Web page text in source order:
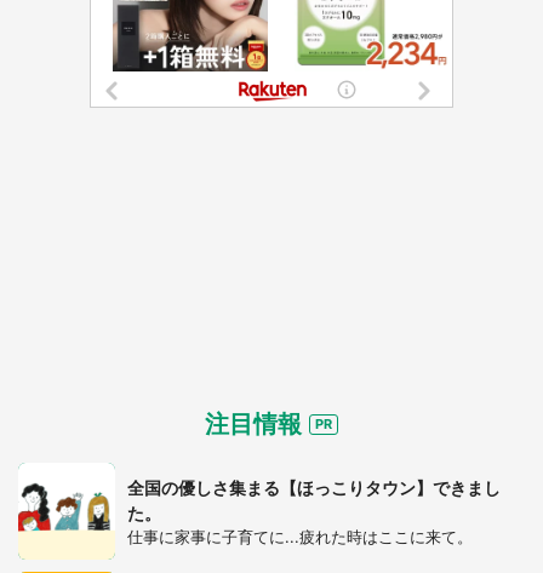
注目情報
全国の優しさ集まる【ほっこりタウン】できまし
た。
仕事に家事に子育てに...疲れた時はここに来て。